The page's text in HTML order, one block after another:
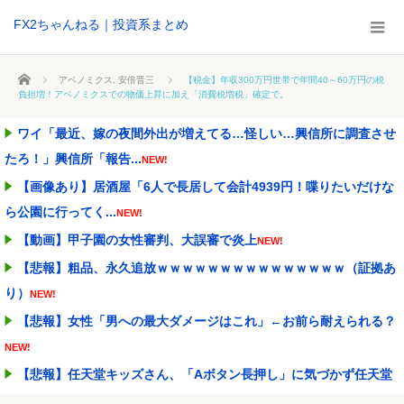
FX2ちゃんねる｜投資系まとめ
ホーム アベノミクス 安倍晋三
【税金】年収300万円世帯で年間40～60万円の税
負担増！アベノミクスでの物価上昇に加え「消費税増税」確定で。
ワイ「最近、嫁の夜間外出が増えてる…怪しい…興信所に調査させ
たろ！」興信所「報告...NEW!
【画像あり】居酒屋「6人で長居して会計4939円！喋りたいだけな
ら公園に行ってく...NEW!
【動画】甲子園の女性審判、大誤審で炎上NEW!
【悲報】粗品、永久追放ｗｗｗｗｗｗｗｗｗｗｗｗｗｗｗ（証拠あ
り）
NEW!
【悲報】女性「男への最大ダメージはこれ」←お前ら耐えられる？
NEW!
【悲報】任天堂キッズさん、「Aボタン長押し」に気づかず任天堂